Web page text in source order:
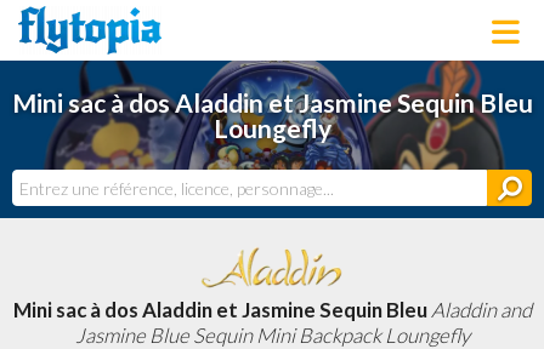
LOUNGEFLY
LICENCES
NOUVEAUTÉS
BONS PLANS
ACTUALITÉS
DERNIERS AJOUTS
Mini sac à dos Aladdin et Jasmine Sequin Bleu
Loungefly
Mini sac à dos Aladdin et Jasmine Sequin BleuAladdin and
Jasmine Blue Sequin Mini Backpack Loungefly